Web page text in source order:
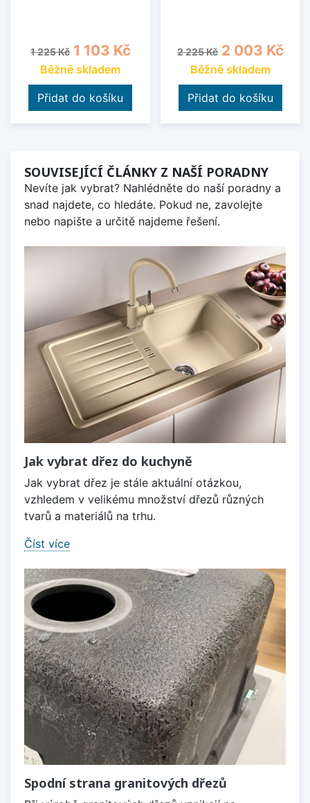
Běžná cena
1 225 Kč Cena
1 103 Kč
Běžně skladem
Přidat do košíku
Běžná cena
2 225 Kč Cena
2 003 Kč
Běžně skladem
Přidat do košíku
SOUVISEJÍCÍ ČLÁNKY Z NAŠÍ PORADNY
Nevíte jak vybrat? Nahlédněte do naší poradny a
snad najdete, co hledáte. Pokud ne, zavolejte
nebo napište a určitě najdeme řešení.
Jak vybrat dřez do kuchyně
Jak vybrat dřez je stále aktuální otázkou,
vzhledem v velikému množství dřezů různých
tvarů a materiálů na trhu.
Číst více
Spodní strana granitových dřezů